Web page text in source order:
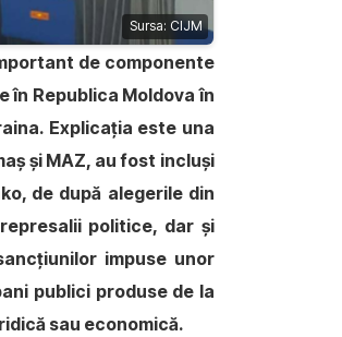
Sursa: CIJM
de componente
în Republica Moldova în
Explicația este una
și MAZ, au fost incluși
de după alegerile din
politice, dar și
impuse unor
publici produse de la
sau economică.